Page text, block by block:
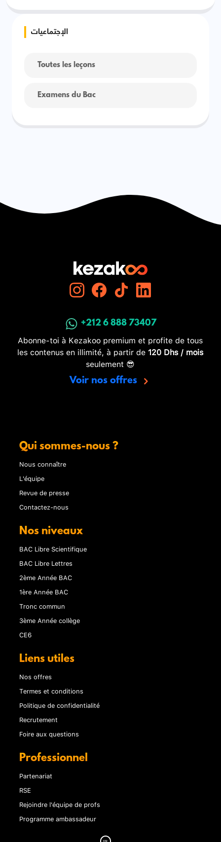
الإجتماعيات
Toutes les leçons
Examens du Bac
+212 6 888 73407
Abonne-toi à Kezakoo premium et profite de tous
les contenus en illimité, à partir de 120 Dhs / mois
seulement 😎
Voir nos offres
Qui sommes-nous ?
Nous connaître
L'équipe
Revue de presse
Contactez-nous
Nos niveaux
BAC Libre Scientifique
BAC Libre Lettres
2ème Année BAC
1ère Année BAC
Tronc commun
3ème Année collège
CE6
Liens utiles
Nos offres
Termes et conditions
Politique de confidentialité
Recrutement
Foire aux questions
Professionnel
Partenariat
RSE
Rejoindre l'équipe de profs
Programme ambassadeur